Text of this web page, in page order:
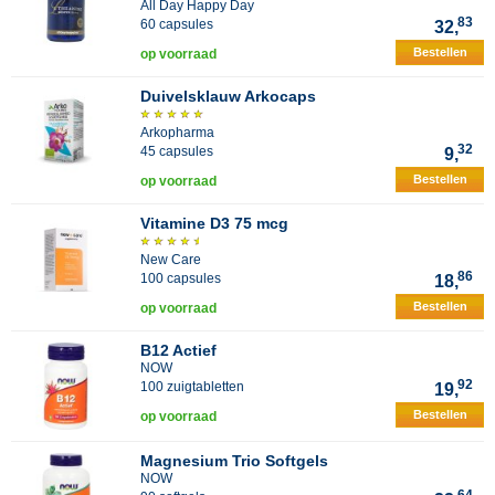
All Day Happy Day
60 capsules
32,83
op voorraad Bestellen
Duivelsklauw Arkocaps
Arkopharma
45 capsules
9,32
op voorraad Bestellen
Vitamine D3 75 mcg
New Care
100 capsules
18,86
op voorraad Bestellen
B12 Actief
NOW
100 zuigtabletten
19,92
op voorraad Bestellen
Magnesium Trio Softgels
NOW